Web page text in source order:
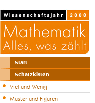
Start
Schatzkisten
Viel und Wenig
Muster und Figuren